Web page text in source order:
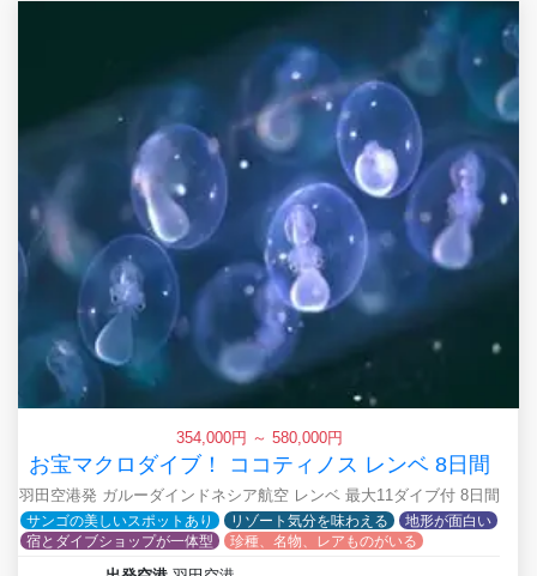
354,000円 ～ 580,000円
お宝マクロダイブ！ ココティノス レンベ 8日間
羽田空港発 ガルーダインドネシア航空 レンベ 最大11ダイブ付 8日間
サンゴの美しいスポットあり
リゾート気分を味わえる
地形が面白い
宿とダイブショップが一体型
珍種、名物、レアものがいる